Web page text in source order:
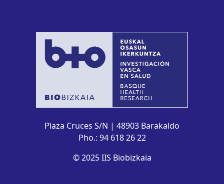
Plaza Cruces S/N | 48903 Barakaldo
Pho.: 94 618 26 22
© 2025 IIS Biobizkaia